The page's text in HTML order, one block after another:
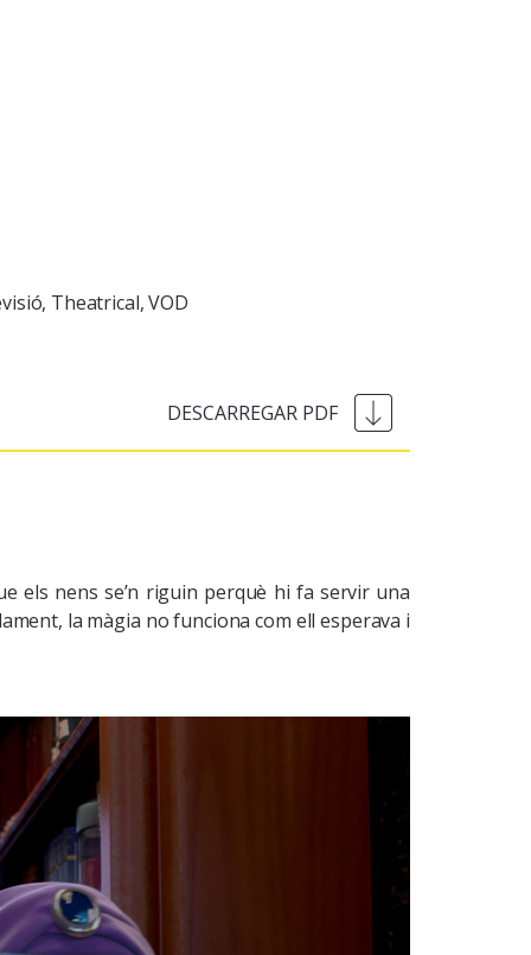
Theatrical VOD
els nens se’n riguin perquè hi fa servir una
la màgia no funciona com ell esperava i